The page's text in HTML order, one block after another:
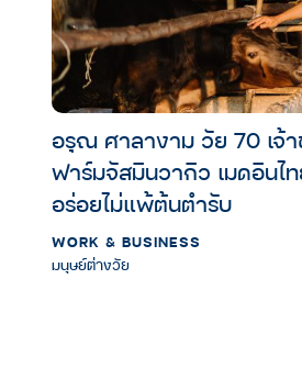
อรุณ ศาลางาม วัย 70 เจ้
ฟาร์มจัสมินวากิว เมดอินไ
อร่อยไม่แพ้ต้นตำรับ
WORK & BUSINESS
มนุษย์ต่างวัย